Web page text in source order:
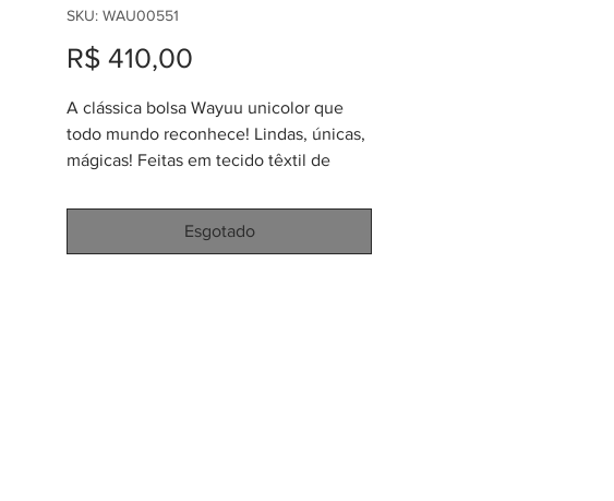
SKU: WAU00551
R$ 410,00
A clássica bolsa Wayuu unicolor que
todo mundo reconhece! Lindas, únicas,
mágicas! Feitas em tecido têxtil de
Wayuu do norte da Colômbia. Tamanho
aproximado de 26cm (largura) x 30cm
Esgotado